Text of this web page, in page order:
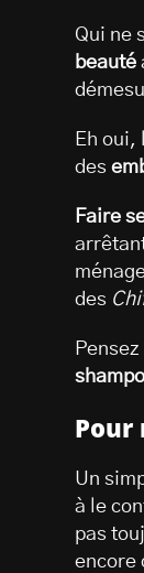
Qui ne
beauté
Eh oui,
des
Faire
des
Un
à le
pas
encore